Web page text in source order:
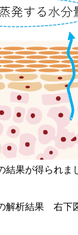
果が得られま
解析結果 右下